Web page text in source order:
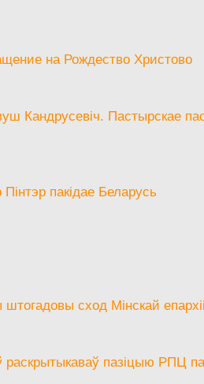
на Рождество Христово
Кандрусевіч. Пастырскае
пакідае Беларусь
сход Мінскай
раскрытыкаваў пазіцыю РПЦ